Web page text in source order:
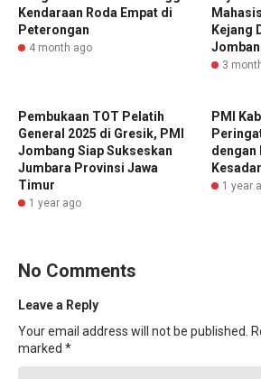
Kendaraan Roda Empat di
Peterongan
4 month ago
Kejang
3
Pembukaan TOT Pelatih
General 2025 di Gresik, PMI
Jombang Siap Sukseskan
Jumbara Provinsi Jawa
Timur
1 year ago
PMI
dengan
1 year
No Comments
Leave a Reply
Your email address will not be published.
marked *